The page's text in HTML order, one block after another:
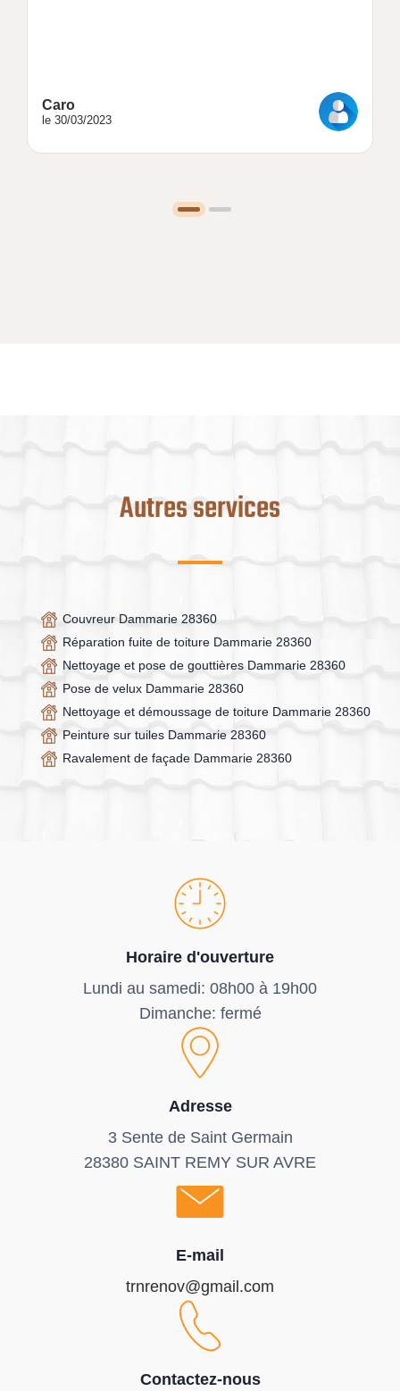
Caro
le 30/03/2023
Autres services
Couvreur Dammarie 28360
Réparation fuite de toiture Dammarie 28360
Nettoyage et pose de gouttières Dammarie 28360
Pose de velux Dammarie 28360
Nettoyage et démoussage de toiture Dammarie 28360
Peinture sur tuiles Dammarie 28360
Ravalement de façade Dammarie 28360
Horaire d'ouverture
Lundi au samedi: 08h00 à 19h00
Dimanche: fermé
Adresse
3 Sente de Saint Germain
28380 SAINT REMY SUR AVRE
E-mail
trnrenov@gmail.com
Contactez-nous